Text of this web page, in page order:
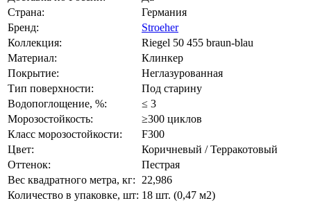
Страна:
Германия
Бренд:
Stroeher
Коллекция:
Riegel 50 455 braun-blau
Материал:
Клинкер
Покрытие:
Неглазурованная
Тип поверхности:
Под старину
Водопоглощение, %:
≤ 3
Морозостойкость:
≥300 циклов
Класс морозостойкости:
F300
Цвет:
Коричневый / Терракотовый
Оттенок:
Пестрая
Вес квадратного метра, кг:
22,986
Количество в упаковке, шт: 18 шт. (0,47 м2)